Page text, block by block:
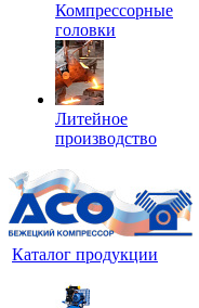
Компрессорные
головки
Литейное
производство
Каталог продукции